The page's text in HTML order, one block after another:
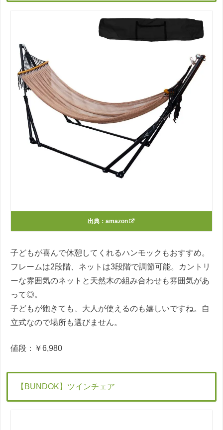
出典： amazon
子どもが喜んで休憩してくれるハンモックもおすすめ。
フレームは2段階、ネットは3段階で調節可能。カントリ
ーな雰囲気のネットと天然木の組み合わせも雰囲気があ
って◎。
子どもが飽きても、大人が使えるのも嬉しいですね。自
立式なので場所も選びません。
値段：￥6,980
【BUNDOK】ツインチェア